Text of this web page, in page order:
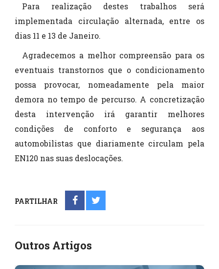
Para realização destes trabalhos será
implementada circulação alternada, entre os
dias 11 e 13 de Janeiro.
Agradecemos a melhor compreensão para os
eventuais transtornos que o condicionamento
possa provocar, nomeadamente pela maior
demora no tempo de percurso. A concretização
desta intervenção irá garantir melhores
condições de conforto e segurança aos
automobilistas que diariamente circulam pela
EN120 nas suas deslocações.
PARTILHAR
Outros Artigos